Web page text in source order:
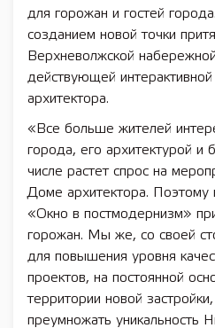
для горожан и гостей
созданием новой точки
Верхневолжской
действующей
архитектора.
«Все больше жителей
города, его архитектурой и
числе растет спрос на
Доме архитектора. Поэтому
«Окно в постмодернизм»
горожан. Мы же, со своей
для повышения уровня
проектов, на постоянной
территории новой
преумножать уникальность